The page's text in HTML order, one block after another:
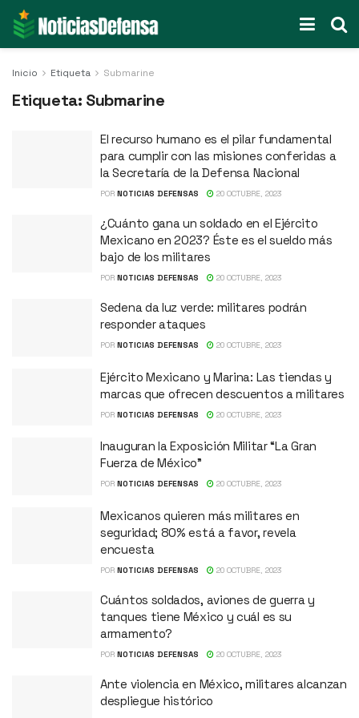
Inicio Etiqueta Submarine
Etiqueta: Submarine
El recurso humano es el pilar fundamental
para cumplir con las misiones conferidas a
la Secretaría de la Defensa Nacional
POR NOTICIAS DEFENSAS 20 OCTUBRE, 2023
¿Cuánto gana un soldado en el Ejército
Mexicano en 2023? Éste es el sueldo más
bajo de los militares
POR NOTICIAS DEFENSAS 20 OCTUBRE, 2023
Sedena da luz verde: militares podrán
responder ataques
POR NOTICIAS DEFENSAS 20 OCTUBRE, 2023
Ejército Mexicano y Marina: Las tiendas y
marcas que ofrecen descuentos a militares
POR NOTICIAS DEFENSAS 20 OCTUBRE, 2023
Inauguran la Exposición Militar “La Gran
Fuerza de México”
POR NOTICIAS DEFENSAS 20 OCTUBRE, 2023
Mexicanos quieren más militares en
seguridad; 80% está a favor, revela
encuesta
POR NOTICIAS DEFENSAS 20 OCTUBRE, 2023
Cuántos soldados, aviones de guerra y
tanques tiene México y cuál es su
armamento?
POR NOTICIAS DEFENSAS 20 OCTUBRE, 2023
Ante violencia en México, militares alcanzan
despliegue histórico